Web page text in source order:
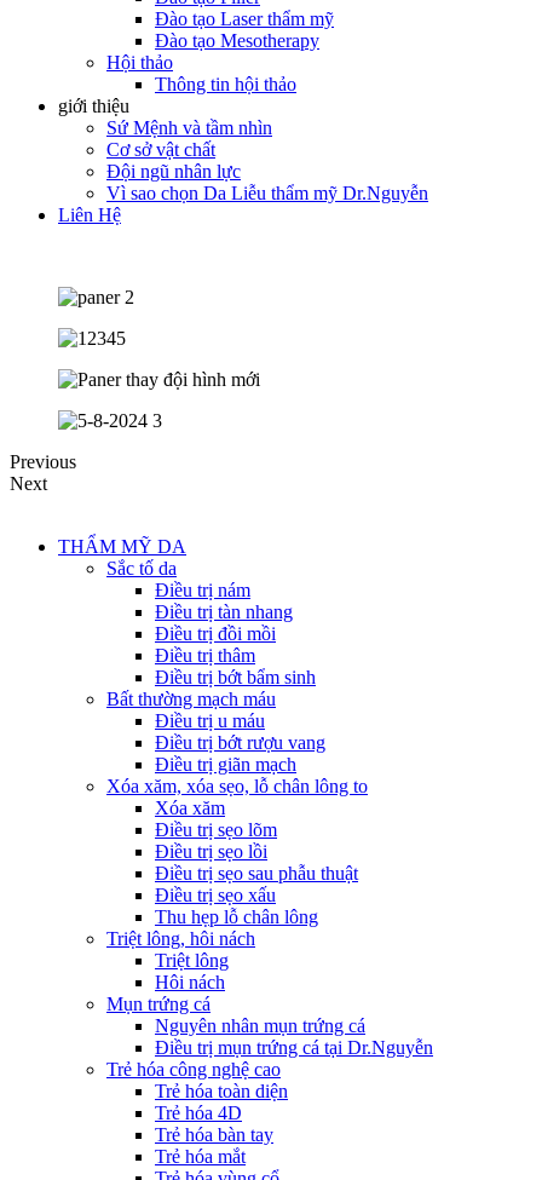
Đào tạo Laser thẩm mỹ
Đào tạo Mesotherapy
Hội thảo
Thông tin hội thảo
giới thiệu
Sứ Mệnh và tầm nhìn
Cơ sở vật chất
Đội ngũ nhân lực
Vì sao chọn Da Liễu thẩm mỹ Dr.Nguyễn
Liên Hệ
Previous
Next
THẨM MỸ DA
Sắc tố da
Điều trị nám
Điều trị tàn nhang
Điều trị đồi mồi
Điều trị thâm
Điều trị bớt bẩm sinh
Bất thường mạch máu
Điều trị u máu
Điều trị bớt rượu vang
Điều trị giãn mạch
Xóa xăm, xóa sẹo, lỗ chân lông to
Xóa xăm
Điều trị sẹo lõm
Điều trị sẹo lồi
Điều trị sẹo sau phẫu thuật
Điều trị sẹo xấu
Thu hẹp lỗ chân lông
Triệt lông, hôi nách
Triệt lông
Hôi nách
Mụn trứng cá
Nguyên nhân mụn trứng cá
Điều trị mụn trứng cá tại Dr.Nguyễn
Trẻ hóa công nghệ cao
Trẻ hóa toàn diện
Trẻ hóa 4D
Trẻ hóa bàn tay
Trẻ hóa mắt